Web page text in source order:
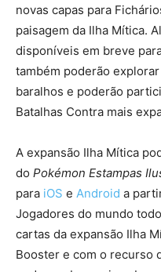
novas capas para
paisagem da Ilha Mítica.
disponíveis em breve
também poderão
baralhos e poderão
Batalhas Contra mais
A expansão Ilha Mítica
do Pokémon Estampas
para iOS e Android a
Jogadores do mundo
cartas da expansão Ilha
Booster e com o recurso